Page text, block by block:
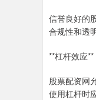
信誉良好的
合规性和透
**杠杆效应**
股票配资网
使用杠杆时